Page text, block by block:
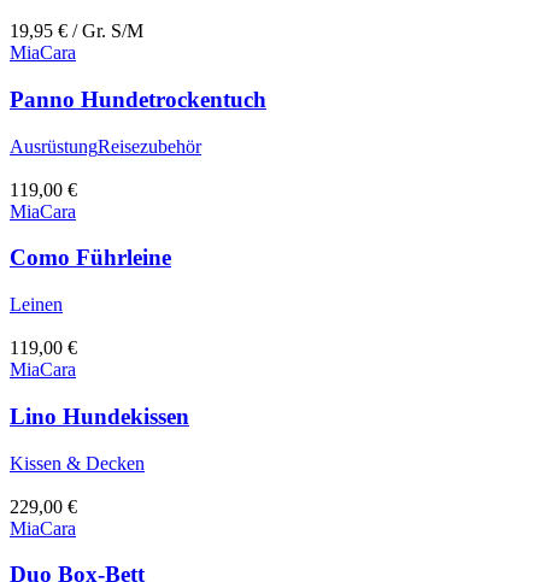
19,95 € / Gr. S/M
MiaCara
Panno Hundetrockentuch
AusrüstungReisezubehör
119,00 €
MiaCara
Como Führleine
Leinen
119,00 €
MiaCara
Lino Hundekissen
Kissen & Decken
229,00 €
MiaCara
Duo Box-Bett